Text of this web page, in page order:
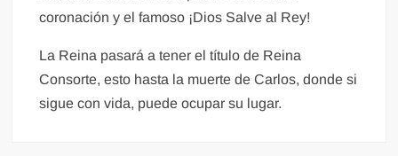
coronación y el famoso ¡Dios Salve al Rey!
La Reina pasará a tener el título de Reina
Consorte, esto hasta la muerte de Carlos, donde si
sigue con vida, puede ocupar su lugar.